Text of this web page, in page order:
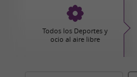
Todos los Deportes y
ocio al aire libre